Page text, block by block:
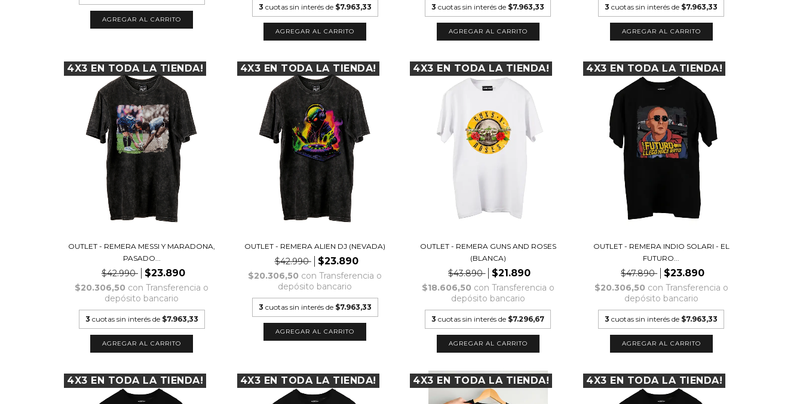
AGREGAR AL CARRITO
3 cuotas sin interés de $7.963,33
AGREGAR AL CARRITO
3 cuotas sin interés de $7.963,33
AGREGAR AL CARRITO
3 cuotas sin interés de $7.963,33
AGREGAR AL CARRITO
4X3 EN TODA LA TIENDA!
OUTLET - REMERA MESSI Y MARADONA,
PASADO...
$42.990 $23.890
$20.306,50 con Transferencia o
depósito bancario
3 cuotas sin interés de $7.963,33
AGREGAR AL CARRITO
4X3 EN TODA LA TIENDA!
OUTLET - REMERA ALIEN DJ (NEVADA)
$42.990 $23.890
$20.306,50 con Transferencia o
depósito bancario
3 cuotas sin interés de $7.963,33
AGREGAR AL CARRITO
4X3 EN TODA LA TIENDA!
OUTLET - REMERA GUNS AND ROSES
(BLANCA)
$43.890 $21.890
$18.606,50 con Transferencia o
depósito bancario
3 cuotas sin interés de $7.296,67
AGREGAR AL CARRITO
4X3 EN TODA LA TIENDA!
OUTLET - REMERA INDIO SOLARI - EL
FUTURO...
$47.890 $23.890
$20.306,50 con Transferencia o
depósito bancario
3 cuotas sin interés de $7.963,33
AGREGAR AL CARRITO
4X3 EN TODA LA TIENDA! 4X3 EN TODA LA TIENDA! 4X3 EN TODA LA TIENDA! 4X3 EN TODA LA TIENDA!